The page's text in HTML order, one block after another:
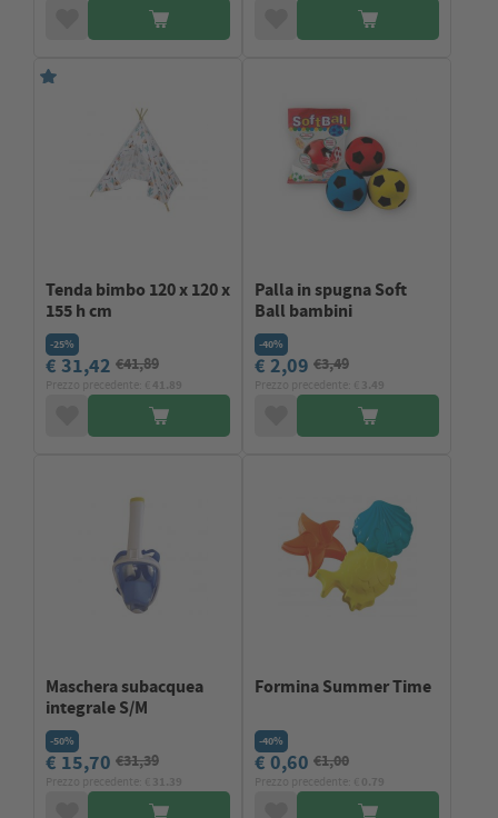
Tenda bimbo 120 x 120 x
155 h cm
-25%
€ 31,42 €41,89
Palla in spugna Soft
Ball bambini
-40%
€ 2,09 €3,49
Maschera subacquea
integrale S/M
-50%
€ 15,70 €31,39
Formina Summer Time
-40%
€ 0,60 €1,00